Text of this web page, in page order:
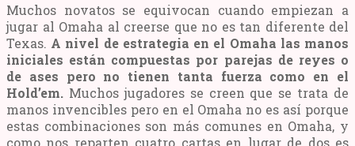
Muchos novatos se equivocan cuando empiezan a
jugar al Omaha al creerse que no es tan diferente del
Texas. A nivel de estrategia en el Omaha las manos
iniciales están compuestas por parejas de reyes o
de ases pero no tienen tanta fuerza como en el
Hold’em. Muchos jugadores se creen que se trata de
manos invencibles pero en el Omaha no es así porque
estas combinaciones son más comunes en Omaha, y
como nos reparten cuatro cartas en lugar de dos es